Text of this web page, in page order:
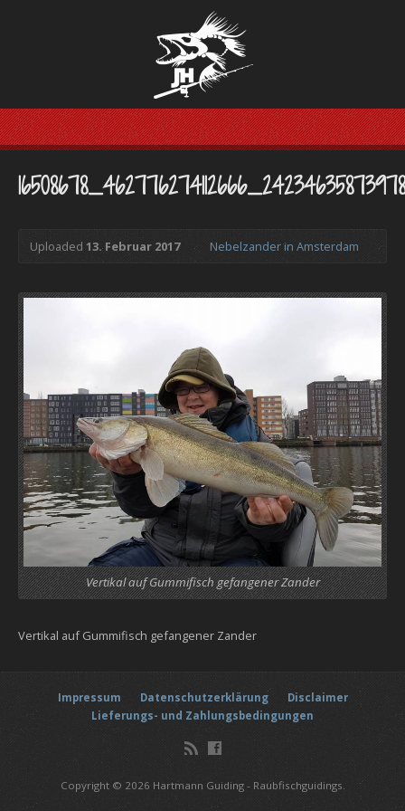
Uploaded 13. Februar 2017 Nebelzander in Amsterdam
Vertikal auf Gummifisch gefangener Zander
Vertikal auf Gummifisch gefangener Zander
Impressum Datenschutzerklärung
Disclaimer
Lieferungs- und Zahlungsbedingungen
Copyright © 2026 Hartmann Guiding - Raubfischguidings.